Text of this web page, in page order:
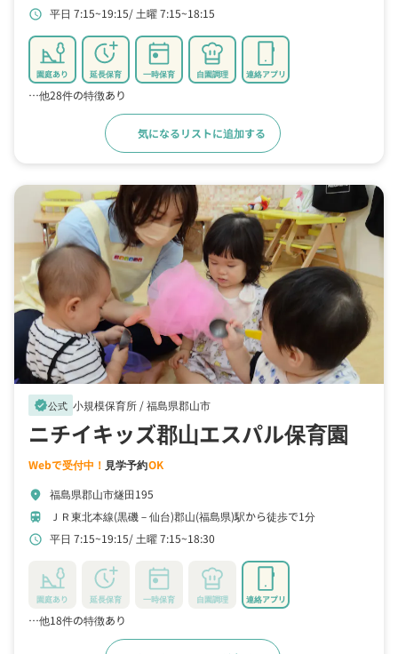
schedule 平日 7:15~19:15 土曜 7:15~18:15
園庭あり 延長保育 一時保育 自園調理 連絡アプリ
…他28件の特徴あり
気になるリストに追加する
verified公式 小規模保育所 /福島県郡山市
ニチイキッズ郡山エスパル保育園
Webで受付中！ 見学予約OK
location_on 福島県郡山市燧田195
train ＪＲ東北本線(黒磯－仙台)郡山(福島県)駅から徒歩で1分
schedule 平日 7:15~19:15 土曜 7:15~18:30
園庭あり 延長保育 一時保育 自園調理 連絡アプリ
…他18件の特徴あり